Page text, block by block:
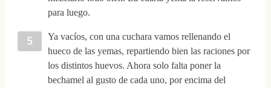
para luego.
Ya vacíos, con una cuchara vamos rellenando el
hueco de las yemas, repartiendo bien las raciones por
los distintos huevos. Ahora solo falta poner la
bechamel al gusto de cada uno, por encima del